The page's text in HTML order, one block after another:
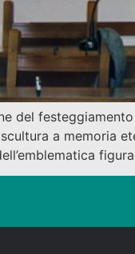
del
a memoria